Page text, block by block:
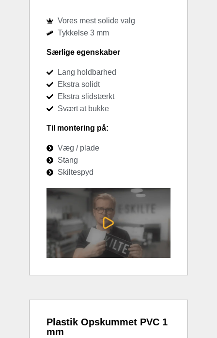
Vores mest solide valg
Tykkelse 3 mm
Særlige egenskaber
Lang holdbarhed
Ekstra solidt
Ekstra slidstærkt
Svært at bukke
Til montering på:
Væg / plade
Stang
Skiltespyd
Plastik Opskummet PVC 1
mm